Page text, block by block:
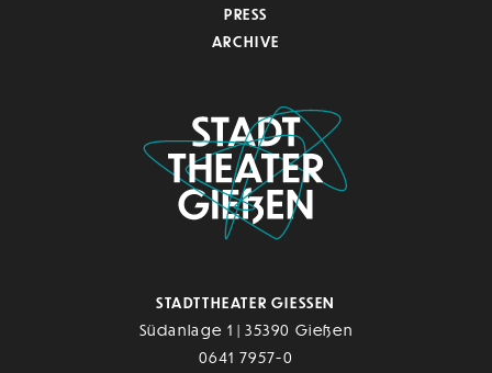
PRESS
ARCHIVE
STADTTHEATER GIESSEN
Südanlage 1 | 35390 Gießen
0641 7957-0